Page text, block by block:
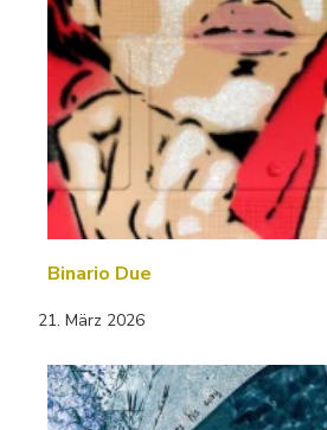
Binario Due
21. März 2026